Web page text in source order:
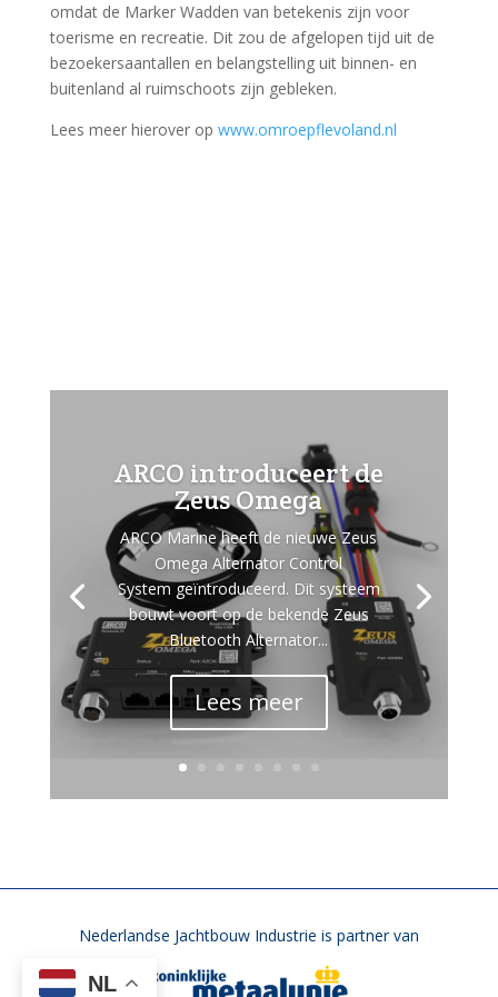
omdat de Marker Wadden van betekenis zijn voor
toerisme en recreatie. Dit zou de afgelopen tijd uit de
bezoekersaantallen en belangstelling uit binnen- en
buitenland al ruimschoots zijn gebleken.
Lees meer hierover op www.omroepflevoland.nl
ARCO introduceert de
Zeus Omega
ARCO Marine heeft de nieuwe Zeus
Omega Alternator Control
System geïntroduceerd. Dit systeem
bouwt voort op de bekende Zeus
Bluetooth Alternator...
Lees meer
Nederlandse Jachtbouw Industrie is partner van
NL